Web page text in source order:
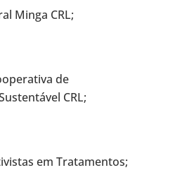
Minga CRL;
de
CRL;
em Tratamentos;